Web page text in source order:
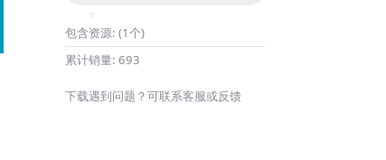
❅
包含资源: (1个)
累计销量: 693
下载遇到问题？可联系客服或反馈